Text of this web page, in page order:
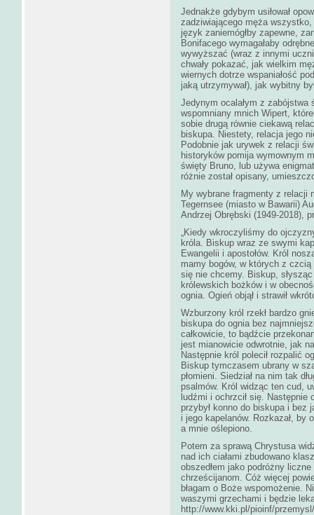
Jednakże gdybym usiłował
zadziwiającego męża
język zaniemógłby zapewne,
Bonifacego wymagałaby
wywyższać (wraz z innymi
chwały pokazać, jak wielkim
wiernych dotrze wspaniałość
jaką utrzymywał), jak wybitny
Jedynym ocalałym z zabójstwa
wspomniany mnich Wipert,
sobie drugą równie ciekawą
biskupa. Niestety, relacja jego
Podobnie jak urywek z relacji
historyków pomija wymownym
święty Bruno, lub używa
różnie został opisany,
My wybrane fragmenty z relacji
Tegernsee (miasto w Bawarii)
Andrzej Obrębski (1949-2018),
„Kiedy wkroczyliśmy do
króla. Biskup wraz ze swymi
Ewangelii i apostołów. Król
mamy bogów, w których z
się nie chcemy. Biskup,
królewskich bożków i w
ognia. Ogień objął i strawił
Wzburzony król rzekł bardzo
biskupa do ognia bez
całkowicie, to bądźcie
jest mianowicie odwrotnie, jak
Następnie król polecił rozpalić
Biskup tymczasem ubrany w
płomieni. Siedział na nim tak
psalmów. Król widząc ten cud,
ludźmi i ochrzcił się.
przybył konno do biskupa i bez
i jego kapelanów. Rozkazał, by
a mnie oślepiono.
Potem za sprawą Chrystusa
nad ich ciałami zbudowano
obszedłem jako podróżny
chrześcijanom. Cóż więcej
błagam o Boże wspomożenie.
waszymi grzechami i będzie
http://www.kki.pl/pioinf/